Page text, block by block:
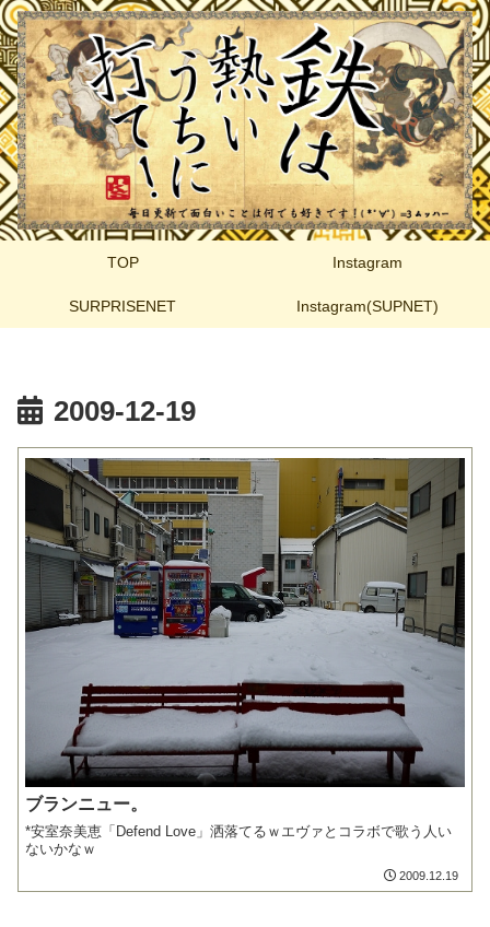
TOP Instagram
SURPRISENET Instagram(SUPNET)
2009-12-19
ブランニュー。
*安室奈美恵「Defend Love」洒落てるｗエヴァとコラボで歌う人い
ないかなｗ
2009.12.19